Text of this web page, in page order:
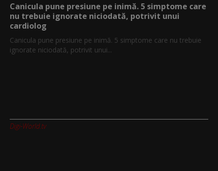
Canicula pune presiune pe inimă. 5 simptome care
nu trebuie ignorate niciodată, potrivit unui
cardiolog
Canicula pune presiune pe inimă. 5 simptome care nu trebuie
ignorate niciodată, potrivit unui...
Digi-World.tv